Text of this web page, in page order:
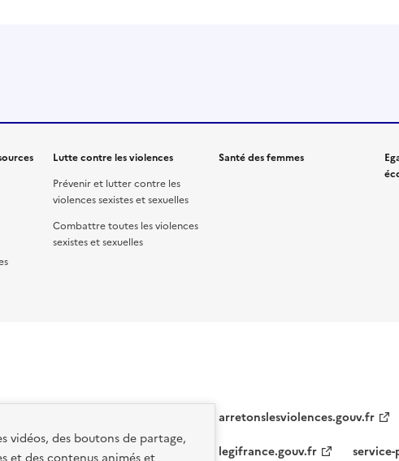
vidéos, des boutons de partage,
Lutte contre les violences
Prévenir et lutter contre les
violences sexistes et sexuelles
Combattre toutes les violences
sexistes et sexuelles
Santé des femmes
arretonslesviolences.gouv.fr
legifrance.gouv.fr